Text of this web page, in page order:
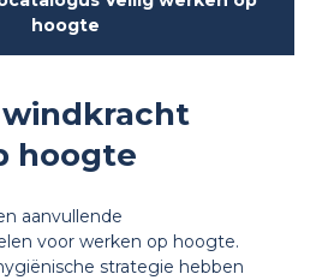
hoogte
hoogte
aanvullende
voor werken op hoogte.
strategie hebben